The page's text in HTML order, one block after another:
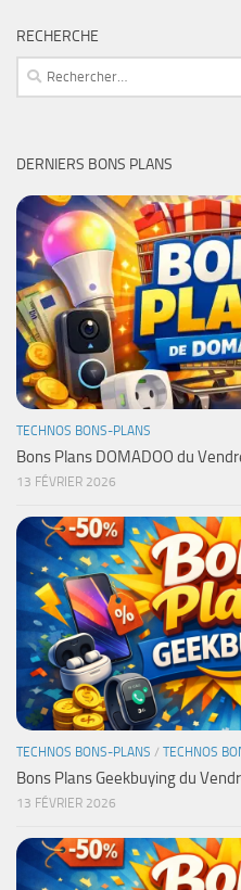
RECHERCHE
Rechercher :
DERNIERS BONS PLANS
TECHNOS BONS-PLANS
Bons Plans DOMADOO du
13 FÉVRIER 2026
TECHNOS BONS-PLANS / TECHNOS
Bons Plans Geekbuying du
13 FÉVRIER 2026